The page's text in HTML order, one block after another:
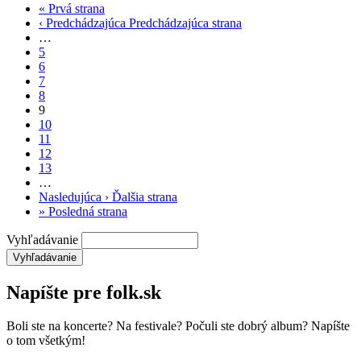
« Prvá strana
‹ Predchádzajúca Predchádzajúca strana
…
5
6
7
8
9
10
11
12
13
…
Nasledujúca › Ďalšia strana
» Posledná strana
Vyhľadávanie
Napíšte pre folk.sk
Boli ste na koncerte? Na festivale? Počuli ste dobrý album? Napíšte
o tom všetkým!